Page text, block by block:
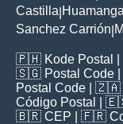
Castilla Huamanga
Sanchez Carrión
🇵🇭 Kode Postal
🇸🇬 Postal Code
Postal Code | 🇿🇦
Código Postal
|
🇧🇷 CEP | 🇫🇷